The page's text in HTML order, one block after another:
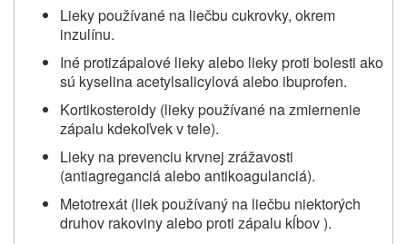
Lieky používané na liečbu cukrovky, okrem
inzulínu.
Iné protizápalové lieky alebo lieky proti bolesti ako
sú kyselina acetylsalicylová alebo ibuprofen.
Kortikosteroidy (lieky používané na zmiernenie
zápalu kdekoľvek v tele).
Lieky na prevenciu krvnej zrážavosti
(antiagreganciá alebo antikoagulanciá).
Metotrexát (liek používaný na liečbu niektorých
druhov rakoviny alebo proti zápalu kĺbov ).